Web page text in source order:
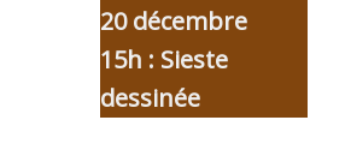
20 décembre
15h : Sieste
dessinée